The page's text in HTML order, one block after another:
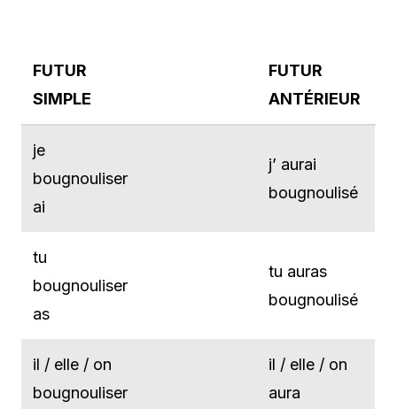
FUTUR
SIMPLE
FUTUR
ANTÉRIEUR
je
bougnouliser
ai
j’ aurai
bougnoulisé
tu
bougnouliser
as
tu auras
bougnoulisé
il / elle / on
bougnouliser
il / elle / on
aura